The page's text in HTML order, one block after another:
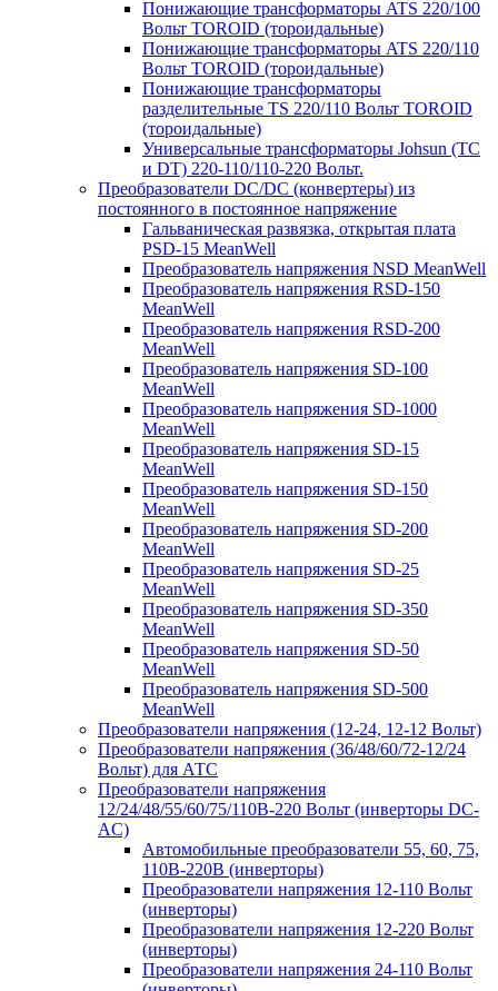
Понижающие трансформаторы ATS 220/100
Вольт TOROID (тороидальные)
Понижающие трансформаторы ATS 220/110
Вольт TOROID (тороидальные)
Понижающие трансформаторы
разделительные TS 220/110 Вольт TOROID
(тороидальные)
Универсальные трансформаторы Johsun (TС
и DT) 220-110/110-220 Вольт.
Преобразователи DC/DC (конвертеры) из
постоянного в постоянное напряжение
Гальваническая развязка, открытая плата
PSD-15 MeanWell
Преобразователь напряжения NSD MeanWell
Преобразователь напряжения RSD-150
MeanWell
Преобразователь напряжения RSD-200
MeanWell
Преобразователь напряжения SD-100
MeanWell
Преобразователь напряжения SD-1000
MeanWell
Преобразователь напряжения SD-15
MeanWell
Преобразователь напряжения SD-150
MeanWell
Преобразователь напряжения SD-200
MeanWell
Преобразователь напряжения SD-25
MeanWell
Преобразователь напряжения SD-350
MeanWell
Преобразователь напряжения SD-50
MeanWell
Преобразователь напряжения SD-500
MeanWell
Преобразователи напряжения (12-24, 12-12 Вольт)
Преобразователи напряжения (36/48/60/72-12/24
Вольт) для АТС
Преобразователи напряжения
12/24/48/55/60/75/110В-220 Вольт (инверторы DC-
AC)
Автомобильные преобразователи 55, 60, 75,
110В-220В (инверторы)
Преобразователи напряжения 12-110 Вольт
(инверторы)
Преобразователи напряжения 12-220 Вольт
(инверторы)
Преобразователи напряжения 24-110 Вольт